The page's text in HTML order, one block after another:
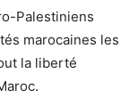
Palestiniens
marocaines les
la liberté